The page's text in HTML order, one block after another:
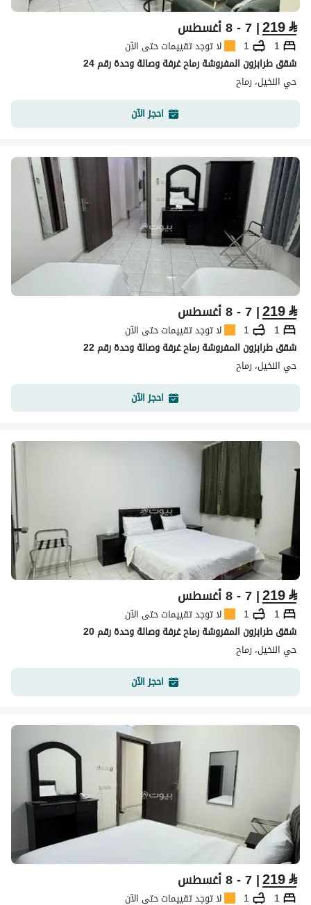
⃁
219| 7 - 8 أغسطس
1
1
لا توجد تقييمات حتى الآن
شقق طرابزون المفروشة رماح غرفة وصالة وحدة رقم 24
حي النخيل، رماح
احجز الآن
⃁
219| 7 - 8 أغسطس
1
1
لا توجد تقييمات حتى الآن
شقق طرابزون المفروشة رماح غرفة وصالة وحدة رقم 22
حي النخيل، رماح
احجز الآن
⃁
219| 7 - 8 أغسطس
1
1
لا توجد تقييمات حتى الآن
شقق طرابزون المفروشة رماح غرفة وصالة وحدة رقم 20
حي النخيل، رماح
احجز الآن
⃁
219| 7 - 8 أغسطس
1
1 لا توجد تقييمات حتى الآن